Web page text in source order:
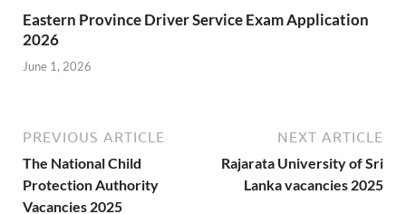
Eastern Province Driver Service Exam Application
2026
June 1, 2026
PREVIOUS ARTICLE
The National Child
Protection Authority
Vacancies 2025
NEXT ARTICLE
Rajarata University of Sri
Lanka vacancies 2025